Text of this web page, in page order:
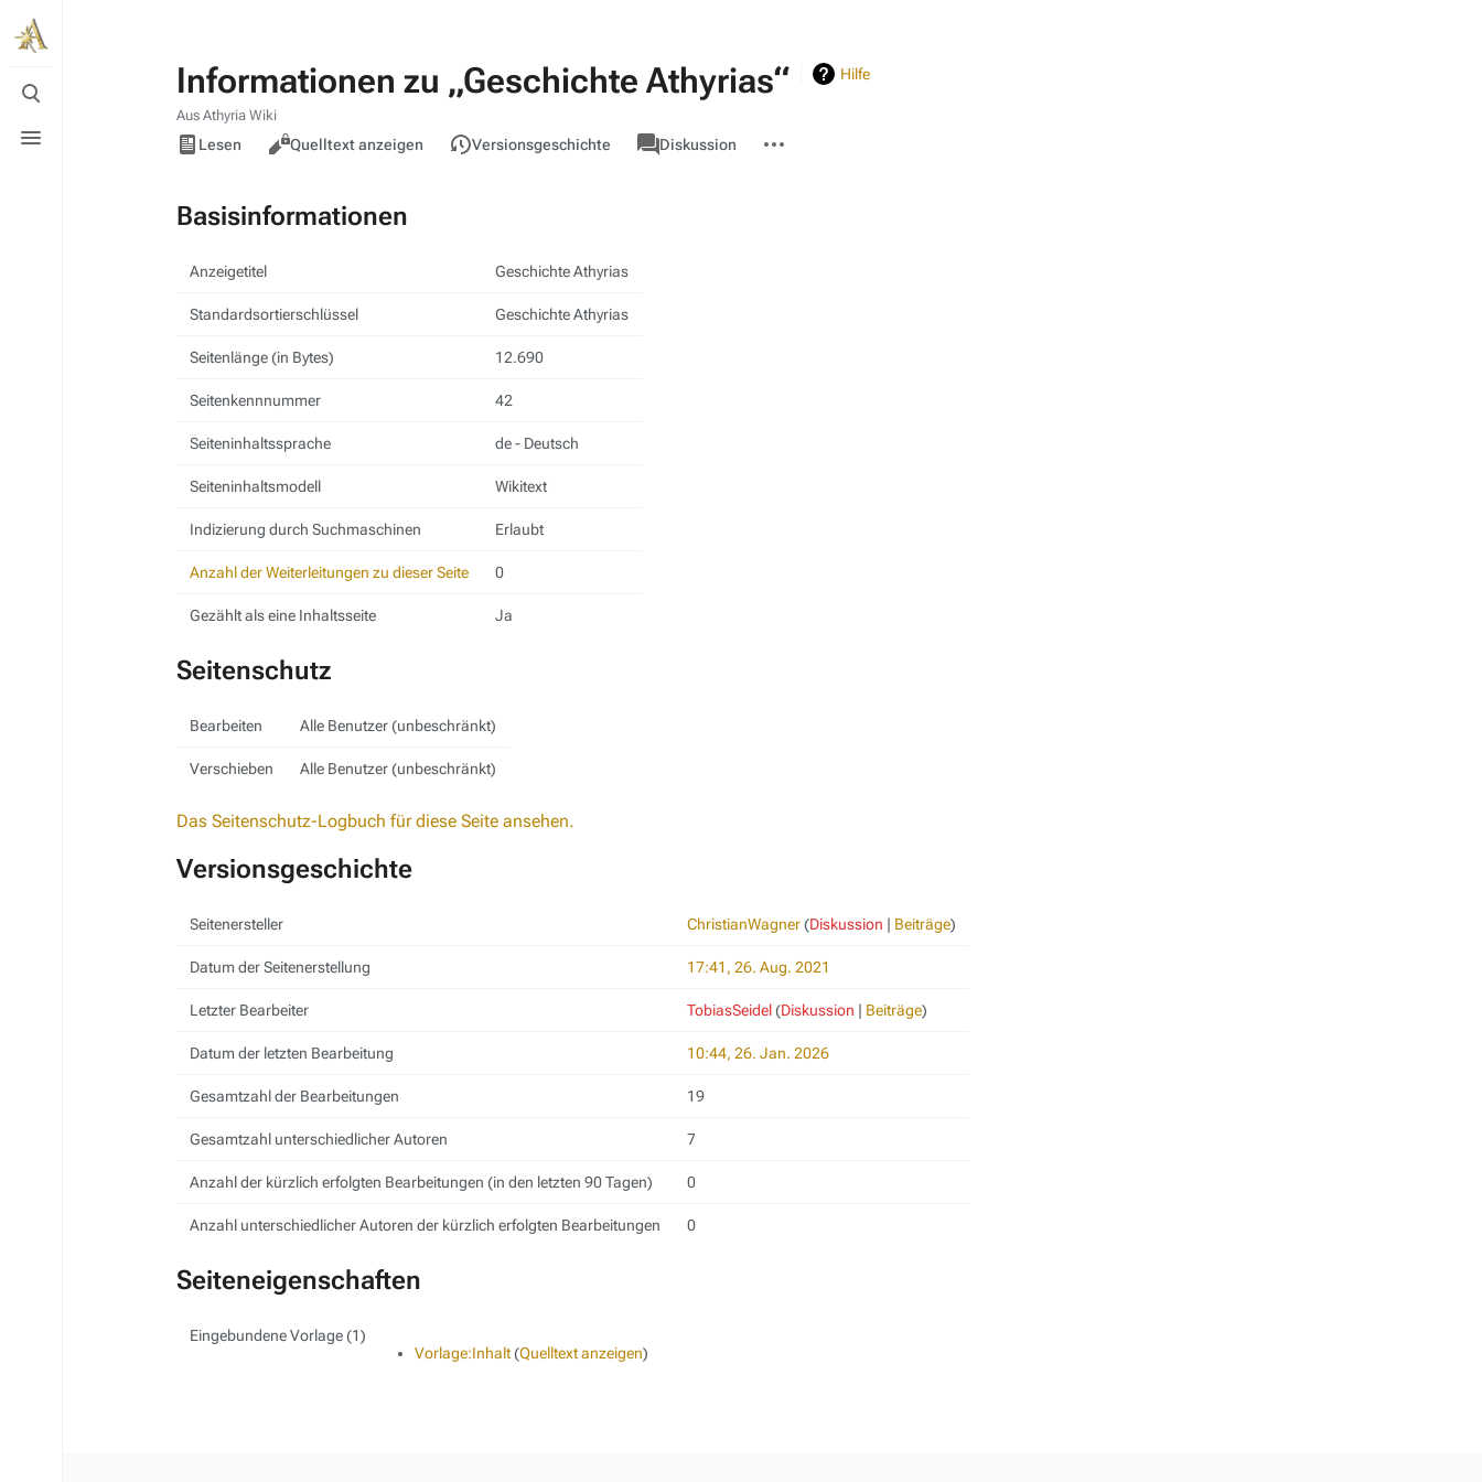
Suche
umschalten
umschalten
Informationen zu „Geschichte Athyrias“ Hilfe
Aus Athyria Wiki
Ansichten
Lesen Quelltext anzeigen Versionsgeschichte
associated-
pages
SeiteDiskussion
Aktionen
Basisinformationen
Anzeigetitel Geschichte Athyrias
Standardsortierschlüssel Geschichte Athyrias
Seitenlänge (in Bytes) 12.690
Seitenkennnummer 42
Seiteninhaltssprache de - Deutsch
Seiteninhaltsmodell Wikitext
Indizierung durch Suchmaschinen Erlaubt
Anzahl der Weiterleitungen zu dieser Seite 0
Gezählt als eine Inhaltsseite Ja
Seitenschutz
Bearbeiten Alle Benutzer (unbeschränkt)
Verschieben Alle Benutzer (unbeschränkt)
Das Seitenschutz-Logbuch für diese Seite ansehen.
Versionsgeschichte
Seitenersteller ChristianWagner(Diskussion | Beiträge)
Datum der Seitenerstellung 17:41, 26. Aug. 2021
Letzter Bearbeiter TobiasSeidel(Diskussion | Beiträge)
Datum der letzten Bearbeitung 10:44, 26. Jan. 2026
Gesamtzahl der Bearbeitungen 19
Gesamtzahl unterschiedlicher Autoren 7
Anzahl der kürzlich erfolgten Bearbeitungen (in den letzten 90 Tagen) 0
Anzahl unterschiedlicher Autoren der kürzlich erfolgten Bearbeitungen 0
Seiteneigenschaften
Eingebundene Vorlage (1)
Vorlage:Inhalt(Quelltext anzeigen)